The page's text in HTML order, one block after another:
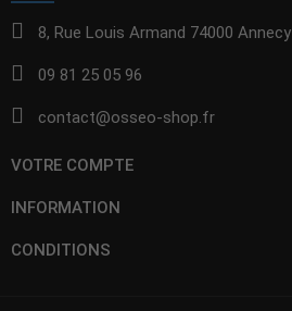
8, Rue Louis Armand 74000 Annecy
09 81 25 05 96
contact@osseo-shop.fr
VOTRE COMPTE
INFORMATION
CONDITIONS